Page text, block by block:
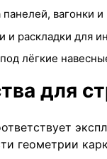
вагонки и
и раскладки для
лёгкие
для
геометрии